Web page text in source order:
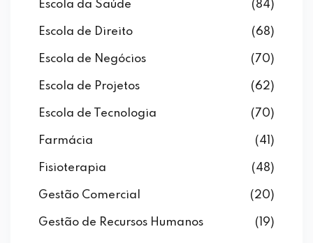
Escola da Saúde (84)
Escola de Direito (68)
Escola de Negócios (70)
Escola de Projetos (62)
Escola de Tecnologia (70)
Farmácia (41)
Fisioterapia (48)
Gestão Comercial (20)
Gestão de Recursos Humanos (19)